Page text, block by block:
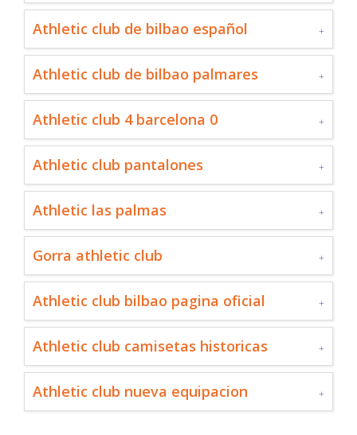
Athletic club de bilbao español
Athletic club de bilbao palmares
Athletic club 4 barcelona 0
Athletic club pantalones
Athletic las palmas
Gorra athletic club
Athletic club bilbao pagina oficial
Athletic club camisetas historicas
Athletic club nueva equipacion